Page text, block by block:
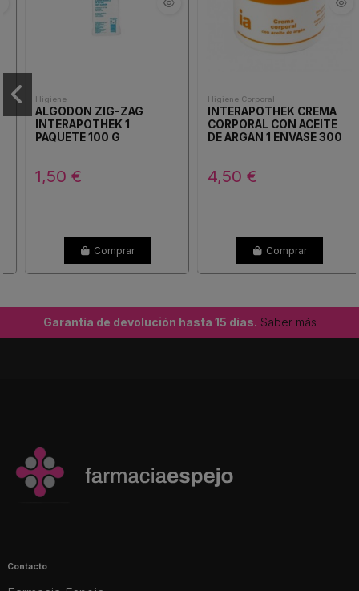
Higiene
ALGODON ZIG-ZAG
INTERAPOTHEK 1
PAQUETE 100 G
1,50 €
Comprar
Higiene Corporal
INTERAPOTHEK CREMA
CORPORAL CON ACEITE
DE ARGAN 1 ENVASE 300
4,50 €
Comprar
Garantía de devolución hasta 15 días. Saber más
Contacto